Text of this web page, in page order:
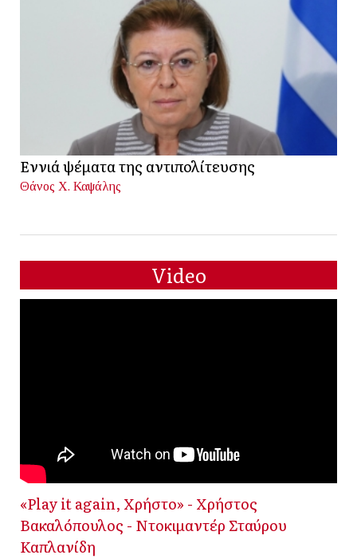
Εννιά ψέματα της αντιπολίτευσης
Θάνος Χ. Καψάλης
Video
«Play it again, Χρήστο» - Χρήστος
Βακαλόπουλος - Ντοκιμαντέρ Σταύρου
Καπλανίδη